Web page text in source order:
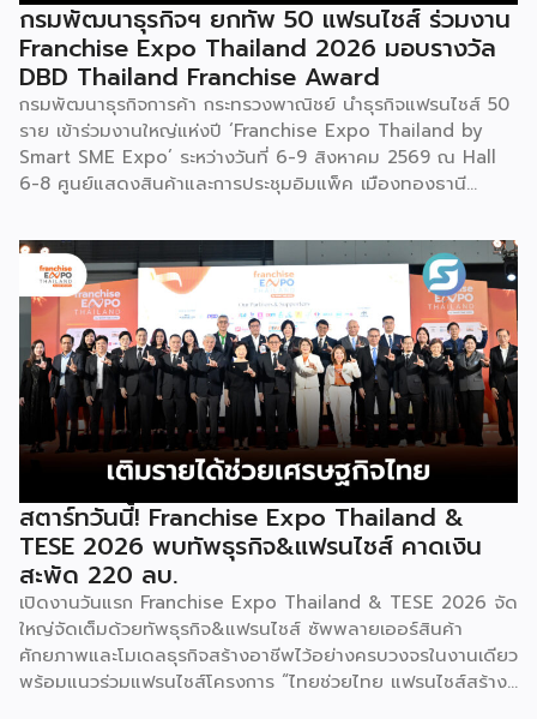
กรมพัฒนาธุรกิจฯ ยกทัพ 50 แฟรนไชส์ ร่วมงาน
Franchise Expo Thailand 2026 มอบรางวัล
DBD Thailand Franchise Award
กรมพัฒนาธุรกิจการค้า กระทรวงพาณิชย์ นำธุรกิจแฟรนไชส์ 50
ราย เข้าร่วมงานใหญ่แห่งปี ‘Franchise Expo Thailand by
Smart SME Expo’ ระหว่างวันที่ 6-9 สิงหาคม 2569 ณ Hall
6-8 ศูนย์แสดงสินค้าและการประชุมอิมแพ็ค เมืองทองธานี
2026 ให้แก่ผู้ประกอบธุรกิจแฟรนไชส์ที่อยู่ในการส่งเสริมสนับสนุน
ของกรมฯ นายพูนพงษ์ นัยนาภากรณ์ อธิบดีกรมพัฒนาธุรกิจ
การค้า กระทรวงพาณิชย์ เปิดเผยภายหลังเป็นประธานเปิดงาน
“งานแฟรนไชส์ เอ็กซ์โป ไทยแลนด์ บาย สมาร์ท เอสเอ็มอี เอ็กซ์
โป (Franchise Expo Thailand by Smart SME Expo)” ซึ่ง
เป็นงานแสดงธุรกิจแฟรนไชส์ชั้นนำที่จัดขึ้นโดย บริษัท พีเอ็มจี
คอร์ปอเรชัน จำกัด เพื่อยกระดับศักยภาพของผู้ประกอบการและ
เจ้าของธุรกิจที่ต้องการขยายกิจการผ่านระบบแฟรนไชส์ […]
สตาร์ทวันนี้! Franchise Expo Thailand &
TESE 2026 พบทัพธุรกิจ&แฟรนไชส์ คาดเงิน
สะพัด 220 ลบ.
เปิดงานวันแรก Franchise Expo Thailand & TESE 2026 จัด
ใหญ่จัดเต็มด้วยทัพธุรกิจ&แฟรนไชส์ ซัพพลายเออร์สินค้า
ศักยภาพและโมเดลธุรกิจสร้างอาชีพไว้อย่างครบวงจรในงานเดียว
พร้อมแนวร่วมแฟรนไชส์โครงการ “ไทยช่วยไทย แฟรนไชส์สร้าง